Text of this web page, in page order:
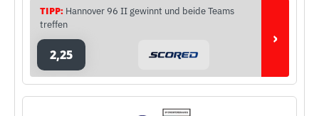
TIPP: Hannover 96 II gewinnt und beide Teams
treffen
2,25
›